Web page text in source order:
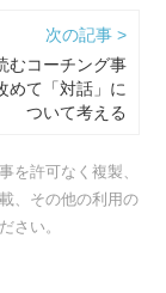
次の記事 >
むコーチング事
めて「対話」に
ついて考える
を許可なく複製、
、その他の利用の
さい。